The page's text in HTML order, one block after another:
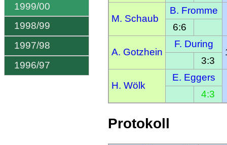
1999/00
1998/99
1997/98
1996/97
M. Schaub
B. Fromme
6:6
A. Gotzhein
F. During
3:3
H. Wölk
E. Eggers
4:3
Protokoll